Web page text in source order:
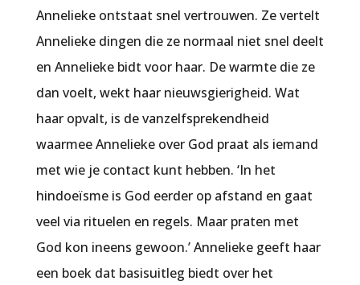
Annelieke ontstaat snel vertrouwen. Ze vertelt
Annelieke dingen die ze normaal niet snel deelt
en Annelieke bidt voor haar. De warmte die ze
dan voelt, wekt haar nieuwsgierigheid. Wat
haar opvalt, is de vanzelfsprekendheid
waarmee Annelieke over God praat als iemand
met wie je contact kunt hebben. ‘In het
hindoeïsme is God eerder op afstand en gaat
veel via rituelen en regels. Maar praten met
God kon ineens gewoon.’ Annelieke geeft haar
een boek dat basisuitleg biedt over het